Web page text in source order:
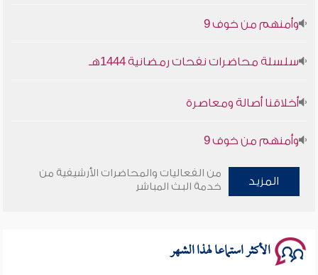
المزيد
من الفعاليات والمحاضرات الأرشيفية من
خدمة البث المباشر
الأكثر استماعا لهذا الشهر